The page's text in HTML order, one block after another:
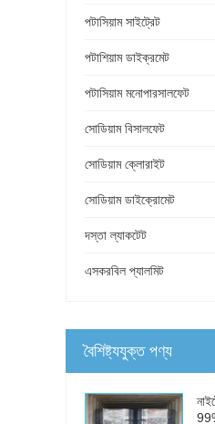
পটাসিয়াম সাইট্রেট
পটাশিয়াম ডাইক্রমেট
পটাসিয়াম মনোপারসালফেট
সোডিয়াম বিসালফেট
সোডিয়াম ক্লোরাইট
সোডিয়াম ডাইক্রোমেট
দস্তা ল্যাকটেট
এসকরবিল প্যালমিট
বৈশিষ্ট্যযুক্ত পণ্য